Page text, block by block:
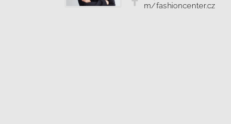
m/fashioncenter.cz